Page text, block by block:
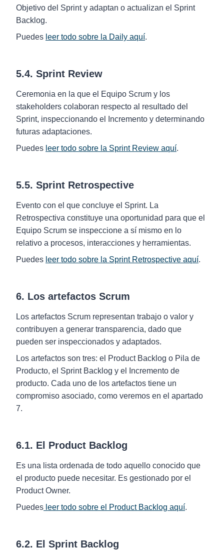
Objetivo del Sprint y adaptan o actualizan el Sprint
Backlog.
Puedes leer todo sobre la Daily aquí.
5.4. Sprint Review
Ceremonia en la que el Equipo Scrum y los
stakeholders colaboran respecto al resultado del
Sprint, inspeccionando el Incremento y determinando
futuras adaptaciones.
Puedes leer todo sobre la Sprint Review aquí.
5.5. Sprint Retrospective
Evento con el que concluye el Sprint. La
Retrospectiva constituye una oportunidad para que el
Equipo Scrum se inspeccione a sí mismo en lo
relativo a procesos, interacciones y herramientas.
Puedes leer todo sobre la Sprint Retrospective aquí.
6. Los artefactos Scrum
Los artefactos Scrum representan trabajo o valor y
contribuyen a generar transparencia, dado que
pueden ser inspeccionados y adaptados.
Los artefactos son tres: el Product Backlog o Pila de
Producto, el Sprint Backlog y el Incremento de
producto. Cada uno de los artefactos tiene un
compromiso asociado, como veremos en el apartado
7.
6.1. El Product Backlog
Es una lista ordenada de todo aquello conocido que
el producto puede necesitar. Es gestionado por el
Product Owner.
Puedes leer todo sobre el Product Backlog aquí.
6.2. El Sprint Backlog